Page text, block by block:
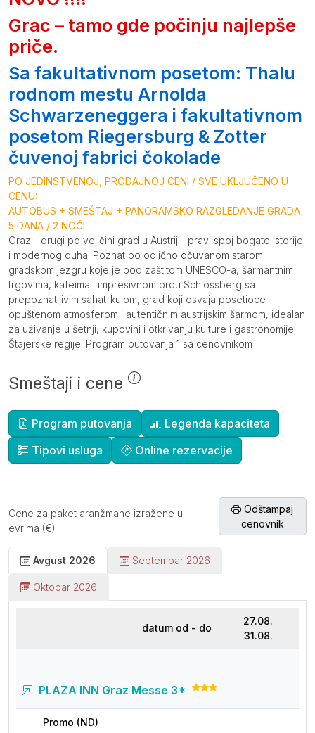
Grac – tamo gde počinju najlepše
priče.
Sa fakultativnom posetom: Thalu
rodnom mestu Arnolda
Schwarzeneggera i fakultativnom
posetom Riegersburg & Zotter
čuvenoj fabrici čokolade
PO JEDINSTVENOJ, PRODAJNOJ CENI / SVE UKLJUČENO U
CENU:
AUTOBUS + SMEŠTAJ + PANORAMSKO RAZGLEDANJE GRADA
5 DANA / 2 NOĆI
Graz - drugi po veličini grad u Austriji i pravi spoj bogate istorije
i modernog duha. Poznat po odlično očuvanom starom
gradskom jezgru koje je pod zaštitom UNESCO-a, šarmantnim
trgovima, kafeima i impresivnom brdu Schlossberg sa
prepoznatljivim sahat-kulom, grad koji osvaja posetioce
opuštenom atmosferom i autentičnim austrijskim šarmom, idealan
za uživanje u šetnji, kupovini i otkrivanju kulture i gastronomije
Štajerske regije. Program putovanja 1 sa cenovnikom
Smeštaji i cene
Cene za paket aranžmane izražene u
evrima (€)
Odštampaj
cenovnik
Avgust 2026 Septembar 2026
Oktobar 2026
datum od - do
27.08.
31.08.
PLAZA INN Graz Messe 3*
Promo (ND)
Dopunske informacije
Program putovanja
Legenda kapaciteta
Tipovi usluga
Online rezervacije